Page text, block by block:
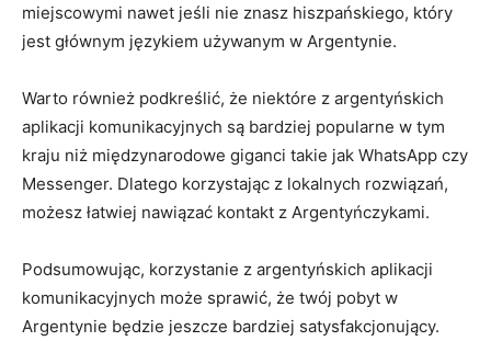
miejscowymi nawet jeśli nie znasz hiszpańskiego, który
jest głównym językiem używanym w Argentynie.
Warto również podkreślić, że niektóre z argentyńskich
aplikacji komunikacyjnych są bardziej popularne w tym
kraju niż międzynarodowe giganci takie jak WhatsApp czy
Messenger. Dlatego korzystając z lokalnych rozwiązań,
możesz łatwiej nawiązać kontakt z Argentyńczykami.
Podsumowując, korzystanie z argentyńskich aplikacji
komunikacyjnych może sprawić, że twój pobyt w
Argentynie będzie jeszcze bardziej satysfakcjonujący.